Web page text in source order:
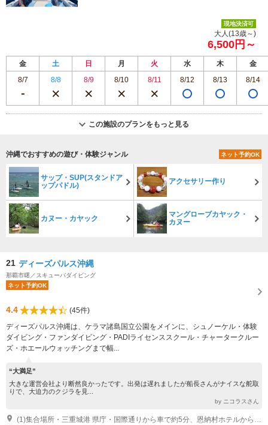
現地決済可
大人(13歳～)
6,500円～
金 土 日 月 火 水 木
金
8/7
8/8 8/9 8/10 8/11 8/12 8/13 8/14
この施設のプランをもっと見る
沖縄でおすすめの遊び・体験ジャンル ネット予約OK
サップ・SUP(スタンドア
ップパドル)
アクセサリー作り
カヌー・カヤック
マングローブカヤック・
カヌー
21 ディーズパルス沖縄
那覇市曙／スキューバダイビング
ネット予約OK
4.4
(45件)
ディーズパルス沖縄は、ケラマ諸島国立公園をメインに、シュノーケル・体験
ダイビング・ファンダイビング・PADIライセンススクール・チャータークルー
ズ・ホエールウォッチングまで幅...
“大満足”
大きな運営会社より断然良かったです。出発は遅れましたが船長さんがナイスな舵取
りで、大迫力のクジラを見...
by ニコラスさん